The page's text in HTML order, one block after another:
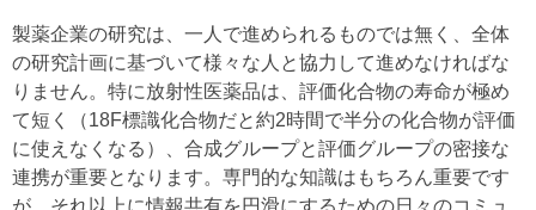
製薬企業の研究は、一人で進められるものでは無く、全体
の研究計画に基づいて様々な人と協力して進めなければな
りません。特に放射性医薬品は、評価化合物の寿命が極め
て短く（18F標識化合物だと約2時間で半分の化合物が評価
に使えなくなる）、合成グループと評価グループの密接な
連携が重要となります。専門的な知識はもちろん重要です
が、それ以上に情報共有を円滑にするための日々のコミュ